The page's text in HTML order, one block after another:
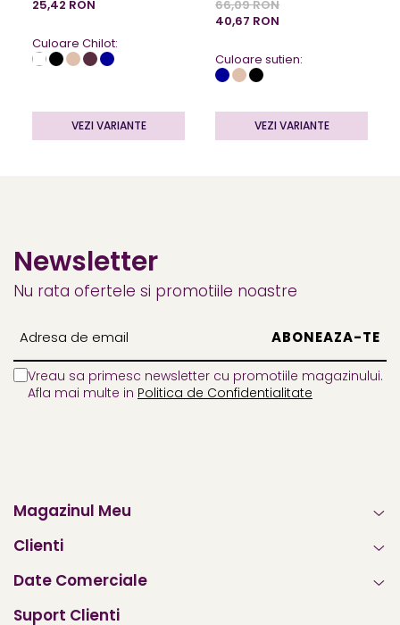
25,42 RON
Culoare Chilot:
VEZI VARIANTE
66,09 RON
40,67 RON
Culoare sutien:
VEZI VARIANTE
Newsletter
Nu rata ofertele si promotiile noastre
Vreau sa primesc newsletter cu promotiile magazinului.
Afla mai multe in Politica de Confidentialitate
Magazinul Meu
Clienti
Date Comerciale
Suport Clienti